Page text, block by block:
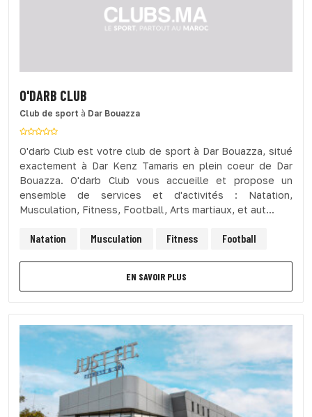
O'DARB CLUB
Club de sport à Dar Bouazza
O'darb Club est votre club de sport à Dar Bouazza, situé
exactement à Dar Kenz Tamaris en plein coeur de Dar
Bouazza. O'darb Club vous accueille et propose un
ensemble de services et d'activités : Natation,
Musculation, Fitness, Football, Arts martiaux, et aut...
Natation Musculation Fitness Football
EN SAVOIR PLUS